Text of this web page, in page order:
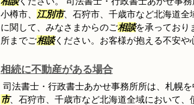
小樽市、
江別市、石狩市、千歳市など北海道
に関して、みなさまからのご相談を承っており
所までご相談ください。お客様が抱える不安や
相続に不動産がある場合
司法書士・行政書士あかせ事務所所は、札幌を
市、石狩市、千歳市など北海道全域において、